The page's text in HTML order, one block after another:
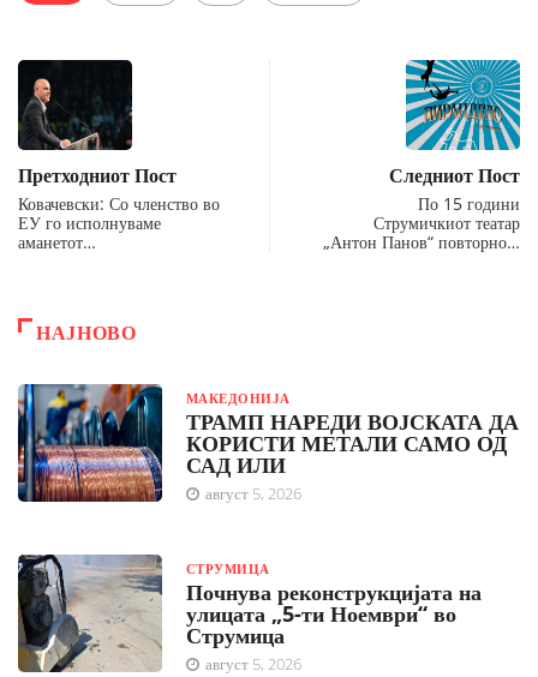
Претходниот Пост
Ковачевски: Со членство во
ЕУ го исполнуваме
аманетот…
Следниот Пост
По 15 години
Струмичкиот театар
„Антон Панов“ повторно…
НАЈНОВО
МАКЕДОНИЈА
ТРАМП НАРЕДИ ВОЈСКАТА ДА
КОРИСТИ МЕТАЛИ САМО ОД
САД ИЛИ
август 5, 2026
СТРУМИЦА
Почнува реконструкцијата на
улицата „5-ти Ноември“ во
Струмица
август 5, 2026